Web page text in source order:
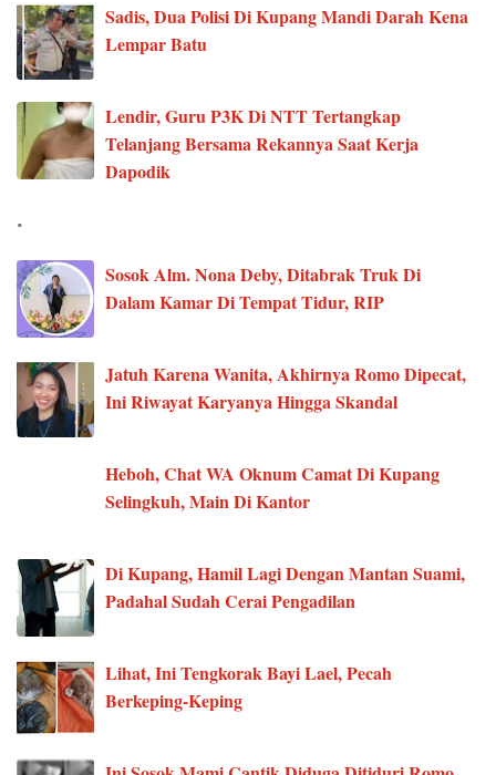
Sadis, Dua Polisi Di Kupang Mandi Darah Kena
Lempar Batu
Lendir, Guru P3K Di NTT Tertangkap
Telanjang Bersama Rekannya Saat Kerja
Dapodik
.
Sosok Alm. Nona Deby, Ditabrak Truk Di
Dalam Kamar Di Tempat Tidur, RIP
Jatuh Karena Wanita, Akhirnya Romo Dipecat,
Ini Riwayat Karyanya Hingga Skandal
Heboh, Chat WA Oknum Camat Di Kupang
Selingkuh, Main Di Kantor
Di Kupang, Hamil Lagi Dengan Mantan Suami,
Padahal Sudah Cerai Pengadilan
Lihat, Ini Tengkorak Bayi Lael, Pecah
Berkeping-Keping